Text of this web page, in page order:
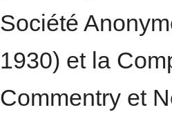
Société
1930) et la
Commentry et